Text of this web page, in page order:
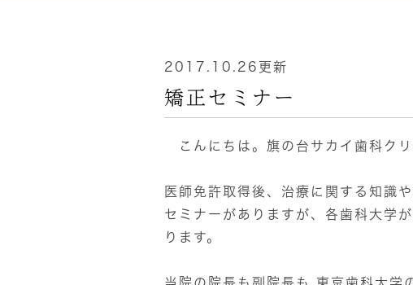
2017.10.26更新
矯正セミナー
こんにちは。旗の台サカイ歯科クリ
医師免許取得後、治療に関する知識
セミナーがありますが、各歯科大学
ります。